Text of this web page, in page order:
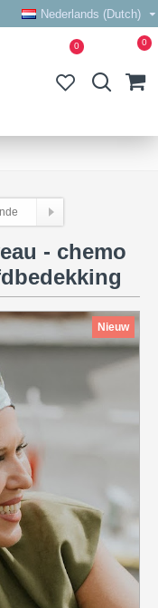
Nederlands (Dutch)
0 0
- chemo
Nieuw